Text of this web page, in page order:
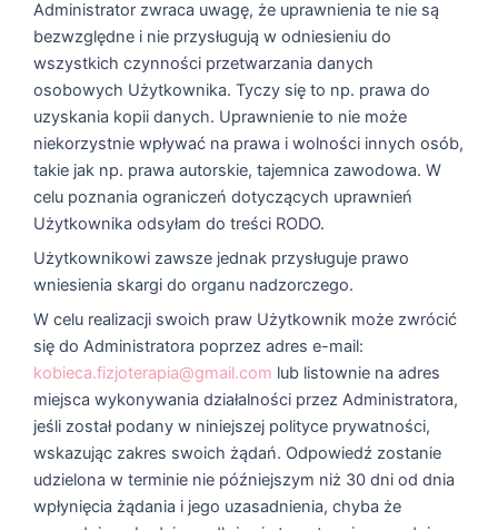
Administrator zwraca uwagę, że uprawnienia te nie są
bezwzględne i nie przysługują w odniesieniu do
wszystkich czynności przetwarzania danych
osobowych Użytkownika. Tyczy się to np. prawa do
uzyskania kopii danych. Uprawnienie to nie może
niekorzystnie wpływać na prawa i wolności innych osób,
takie jak np. prawa autorskie, tajemnica zawodowa. W
celu poznania ograniczeń dotyczących uprawnień
Użytkownika odsyłam do treści RODO.
Użytkownikowi zawsze jednak przysługuje prawo
wniesienia skargi do organu nadzorczego.
W celu realizacji swoich praw Użytkownik może zwrócić
się do Administratora poprzez adres e-mail:
kobieca.fizjoterapia@gmail.com lub listownie na adres
miejsca wykonywania działalności przez Administratora,
jeśli został podany w niniejszej polityce prywatności,
wskazując zakres swoich żądań. Odpowiedź zostanie
udzielona w terminie nie późniejszym niż 30 dni od dnia
wpłynięcia żądania i jego uzasadnienia, chyba że